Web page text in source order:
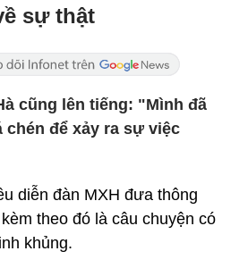
sự thật
cũng lên tiếng: "Mình đã
chén để xảy ra sự việc
diễn đàn MXH đưa thông
theo đó là câu chuyện có
khủng.